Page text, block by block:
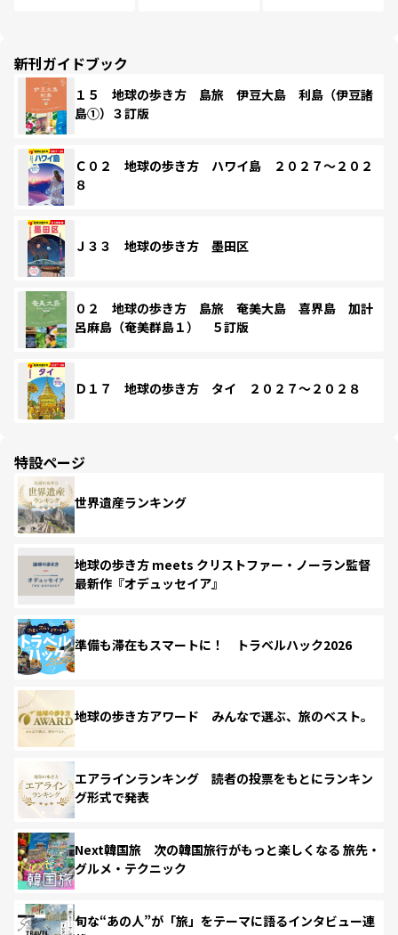
新刊ガイドブック
１５ 地球の歩き方 島旅 伊豆大島 利島（伊豆諸
島①）３訂版
Ｃ０２ 地球の歩き方 ハワイ島 ２０２７～２０２
８
Ｊ３３ 地球の歩き方 墨田区
０２ 地球の歩き方 島旅 奄美大島 喜界島 加計
呂麻島（奄美群島１） ５訂版
Ｄ１７ 地球の歩き方 タイ ２０２７～２０２８
特設ページ
世界遺産ランキング
地球の歩き方 meets クリストファー・ノーラン監督
最新作『オデュッセイア』
準備も滞在もスマートに！ トラベルハック2026
地球の歩き方アワード みんなで選ぶ、旅のベスト。
エアラインランキング 読者の投票をもとにランキン
グ形式で発表
Next韓国旅 次の韓国旅行がもっと楽しくなる 旅先・
グルメ・テクニック
旬な“あの人”が「旅」をテーマに語るインタビュー連